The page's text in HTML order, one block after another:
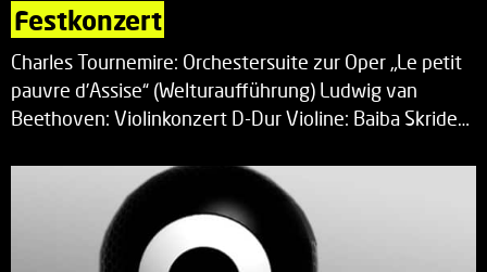
Festkonzert
Charles Tournemire: Orchestersuite zur Oper „Le petit
pauvre d’Assise“ (Welturaufführung) Ludwig van
Beethoven: Violinkonzert D-Dur Violine: Baiba Skride…